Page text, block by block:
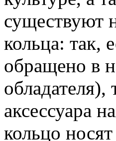
существуют
кольца: так,
обращено в
обладателя),
аксессуара
кольцо